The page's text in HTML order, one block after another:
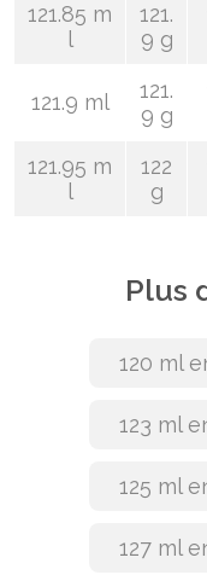
121.85 m
l
121.
9 g
121.9 ml
121.
9 g
121.95 m
l
122
g
Plus
120 ml
123 ml
125 ml
127 ml